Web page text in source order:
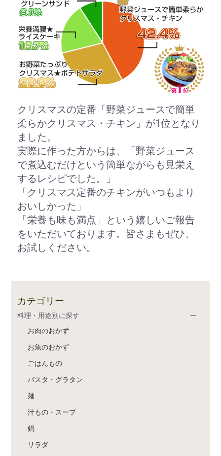
クリスマスの定番「野菜ジュースで簡単
柔らかクリスマス・チキン」が1位となり
ました。
実際に作った方からは、「野菜ジュース
で煮込むだけという簡単ながらも見栄え
するレシピでした。」
「クリスマス定番のチキンがいつもより
おいしかった」
「栄養も味も満点」という嬉しいご報告
をいただいております。皆さまもぜひ、
お試しください。
カテゴリー
料理・用途別に探す
お肉のおかず
お魚のおかず
ごはんもの
パスタ・グラタン
麺
汁もの・スープ
鍋
サラダ